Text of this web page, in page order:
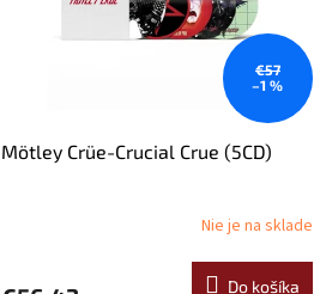
€57
–1 %
Mötley Crüe-Crucial Crue (5CD)
Nie je na sklade
Do košíka